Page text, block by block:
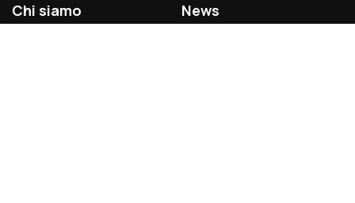
Chi siamo News